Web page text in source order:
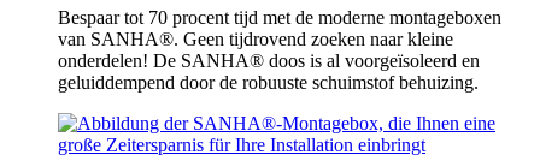
Bespaar tot 70 procent tijd met de moderne montageboxen
van SANHA®. Geen tijdrovend zoeken naar kleine
onderdelen! De SANHA® doos is al voorgeïsoleerd en
geluiddempend door de robuuste schuimstof behuizing.